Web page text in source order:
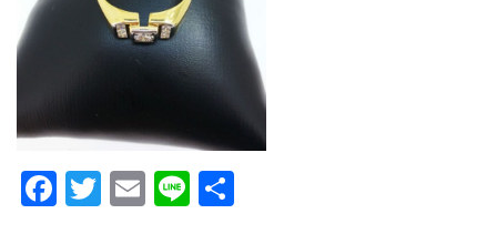
Facebook
Twitter
Email
Line